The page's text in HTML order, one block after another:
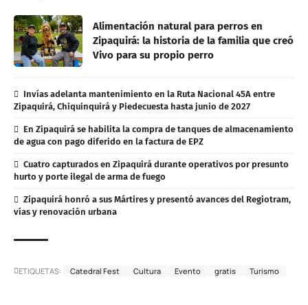
Alimentación natural para perros en
Zipaquirá: la historia de la familia que creó
Vivo para su propio perro
Invías adelanta mantenimiento en la Ruta Nacional 45A entre
Zipaquirá, Chiquinquirá y Piedecuesta hasta junio de 2027
En Zipaquirá se habilita la compra de tanques de almacenamiento
de agua con pago diferido en la factura de EPZ
Cuatro capturados en Zipaquirá durante operativos por presunto
hurto y porte ilegal de arma de fuego
Zipaquirá honró a sus Mártires y presentó avances del Regiotram,
vías y renovación urbana
ETIQUETAS: Catedral Fest Cultura Evento gratis Turismo